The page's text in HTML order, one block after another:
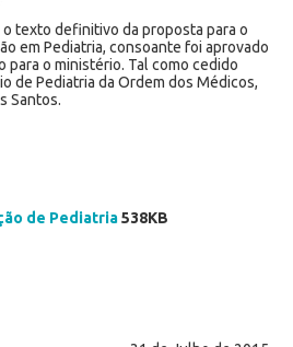
texto definitivo da proposta para o
em Pediatria, consoante foi aprovado
para o ministério. Tal como cedido
de Pediatria da Ordem dos Médicos,
Santos.
de Pediatria538KB